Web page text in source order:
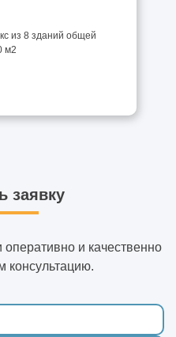
из 8 зданий общей
м2
заявку
и качественно
консультацию.